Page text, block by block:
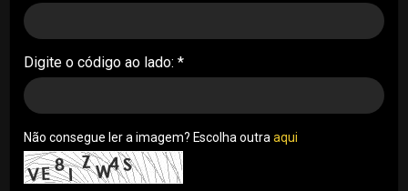
documentada este ano – no Chrome e urge os
utilizadores a fazerem a atualização do browser
26/12/2023
Digite o código ao lado: *
Não consegue ler a imagem? Escolha outra aqui